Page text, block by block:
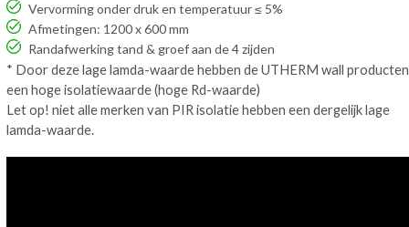
Vervorming onder druk en temperatuur ≤ 5%
Afmetingen: 1200 x 600 mm
Randafwerking tand & groef aan de 4 zijden
* Door deze lage lamda-waarde hebben de UTHERM wall producten
een hoge isolatiewaarde (hoge Rd-waarde)​
Let op! niet alle merken van PIR isolatie hebben een dergelijk lage
lamda-waarde.